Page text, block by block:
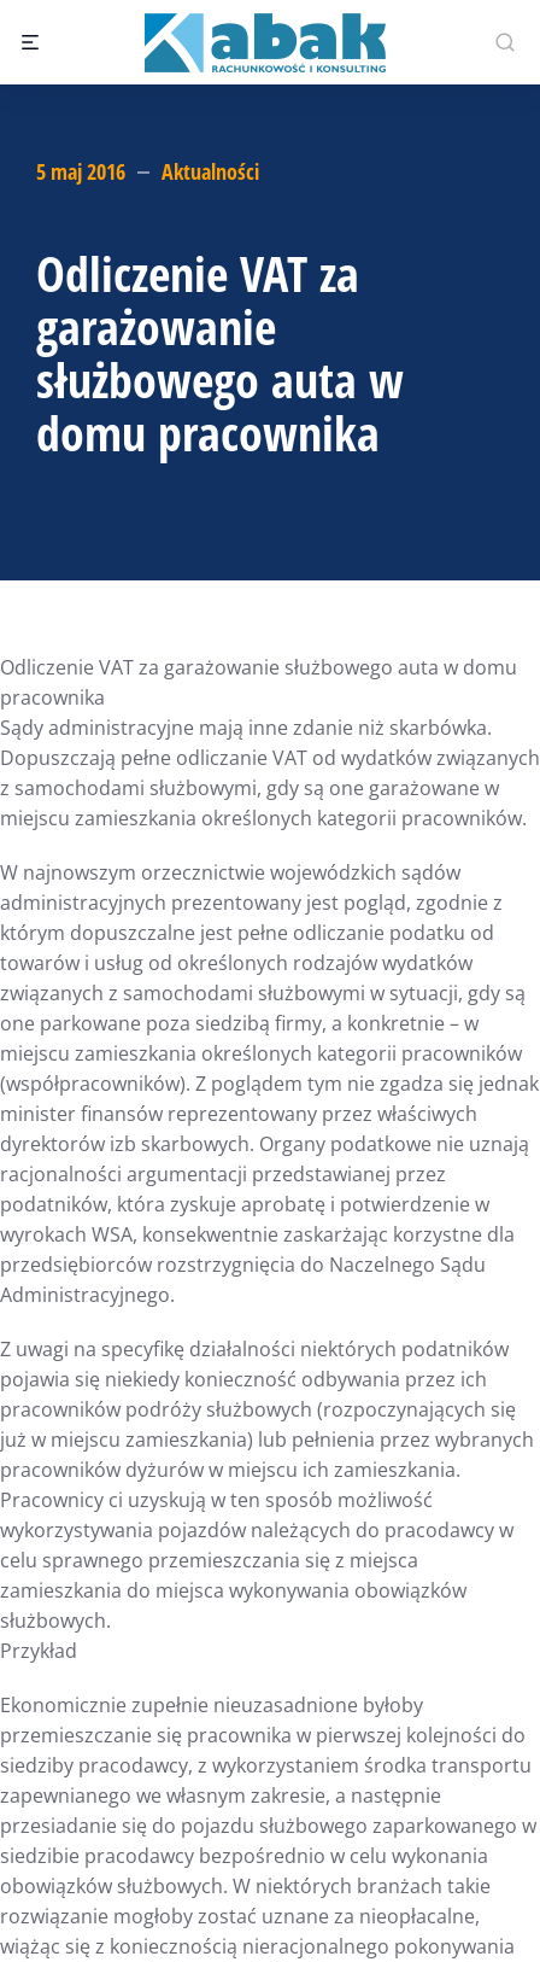
5 maj 2016 Aktualności
Odliczenie VAT za
garażowanie
służbowego auta w
domu pracownika
Odliczenie VAT za garażowanie służbowego auta w domu
pracownika
Sądy administracyjne mają inne zdanie niż skarbówka.
Dopuszczają pełne odliczanie VAT od wydatków związanych
z samochodami służbowymi, gdy są one garażowane w
miejscu zamieszkania określonych kategorii pracowników.
W najnowszym orzecznictwie wojewódzkich sądów
administracyjnych prezentowany jest pogląd, zgodnie z
którym dopuszczalne jest pełne odliczanie podatku od
towarów i usług od określonych rodzajów wydatków
związanych z samochodami służbowymi w sytuacji, gdy są
one parkowane poza siedzibą firmy, a konkretnie – w
miejscu zamieszkania określonych kategorii pracowników
(współpracowników). Z poglądem tym nie zgadza się jednak
minister finansów reprezentowany przez właściwych
dyrektorów izb skarbowych. Organy podatkowe nie uznają
racjonalności argumentacji przedstawianej przez
podatników, która zyskuje aprobatę i potwierdzenie w
wyrokach WSA, konsekwentnie zaskarżając korzystne dla
przedsiębiorców rozstrzygnięcia do Naczelnego Sądu
Administracyjnego.
Z uwagi na specyfikę działalności niektórych podatników
pojawia się niekiedy konieczność odbywania przez ich
pracowników podróży służbowych (rozpoczynających się
już w miejscu zamieszkania) lub pełnienia przez wybranych
pracowników dyżurów w miejscu ich zamieszkania.
Pracownicy ci uzyskują w ten sposób możliwość
wykorzystywania pojazdów należących do pracodawcy w
celu sprawnego przemieszczania się z miejsca
zamieszkania do miejsca wykonywania obowiązków
służbowych.
Przykład
Ekonomicznie zupełnie nieuzasadnione byłoby
przemieszczanie się pracownika w pierwszej kolejności do
siedziby pracodawcy, z wykorzystaniem środka transportu
zapewnianego we własnym zakresie, a następnie
przesiadanie się do pojazdu służbowego zaparkowanego w
siedzibie pracodawcy bezpośrednio w celu wykonania
obowiązków służbowych. W niektórych branżach takie
rozwiązanie mogłoby zostać uznane za nieopłacalne,
wiążąc się z koniecznością nieracjonalnego pokonywania